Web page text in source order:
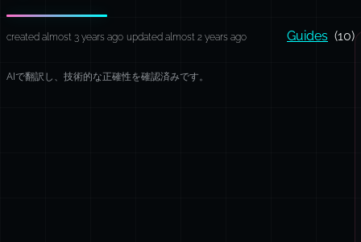
created almost 3 years ago updated almost 2 years ago Guides (10)
AIで翻訳し、技術的な正確性を確認済みです。